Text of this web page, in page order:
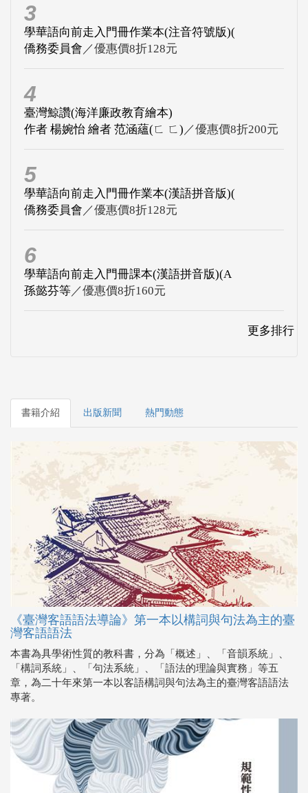
3
學華語向前走入門冊作業本(注音符號版)(
僑務委員會 ／優惠價8折128元
4
臺灣鯨讚(海洋廉政教育繪本)
作者 楊婉怡 繪者 范涵蘊(ㄈ ㄈ) ／優惠價8折200元
5
學華語向前走入門冊作業本(漢語拼音版)(
僑務委員會 ／優惠價8折128元
6
學華語向前走入門冊課本(漢語拼音版)(A
孫懿芬等／優惠價8折160元
更多排行
書籍介紹 出版新聞 熱門動態
《臺灣客語語法導論》第一本以構詞與句法為主的臺
灣客語語法
本書為具學術性質的教科書，分為「概述」、「音韻系統」、
「構詞系統」、「句法系統」、「語法的理論與實務」等五
章，為二十年來第一本以客語構詞與句法為主的臺灣客語語法
專著。